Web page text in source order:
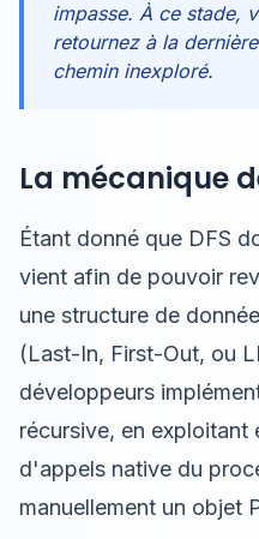
impasse. À ce stade,
retournez à la
chemin inexploré.
La mécanique
Étant donné que DFS
vient afin de pouvoir
une structure de
(Last-In, First-Out, ou
développeurs
récursive, en exploitant
d'appels native du
manuellement un objet